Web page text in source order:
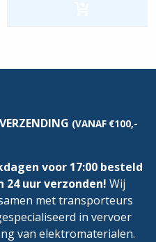
hoeveelheid
(VANAF €100,-
voor 17:00 besteld
24 uur verzonden! Wij
met transporteurs
in vervoer
van elektromaterialen.